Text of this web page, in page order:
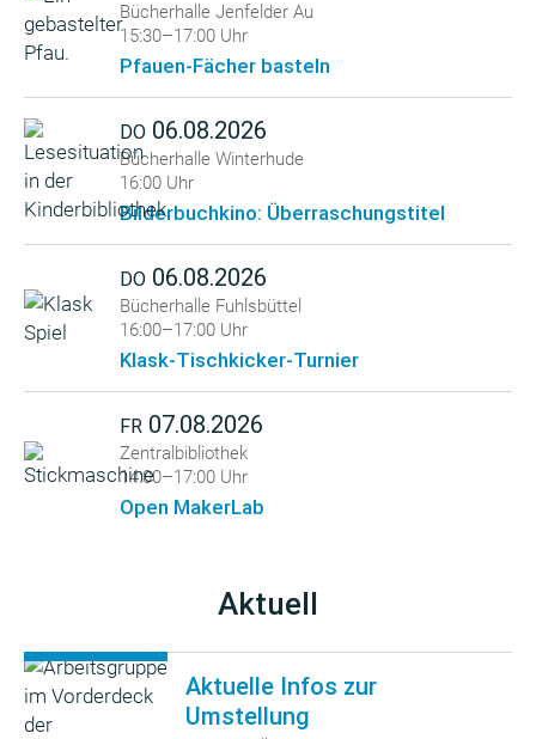
Bücherhalle Jenfelder Au
15:30–17:00 Uhr
Pfauen-Fächer basteln
DO 06.08.2026
Bücherhalle Winterhude
16:00 Uhr
Bilderbuchkino: Überraschungstitel
DO 06.08.2026
Bücherhalle Fuhlsbüttel
16:00–17:00 Uhr
Klask-Tischkicker-Turnier
FR 07.08.2026
Zentralbibliothek
14:00–17:00 Uhr
Open MakerLab
Aktuell
Aktuelle Infos zur
Umstellung